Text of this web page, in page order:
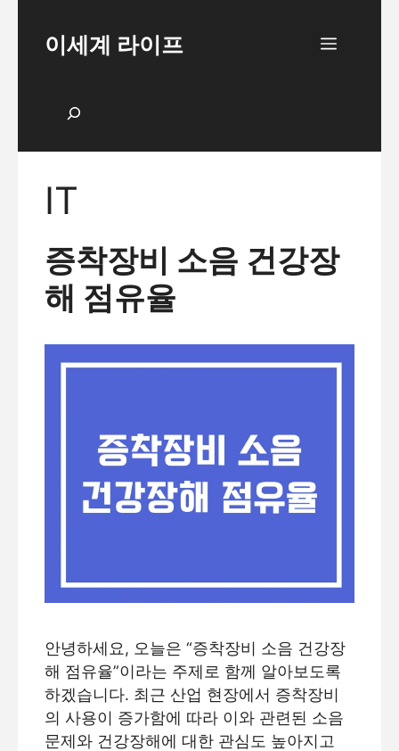
content이세계 라이프 Menu
IT
증착장비 소음 건강장
해 점유율
안녕하세요, 오늘은 “증착장비 소음 건강장
해 점유율”이라는 주제로 함께 알아보도록
하겠습니다. 최근 산업 현장에서 증착장비
의 사용이 증가함에 따라 이와 관련된 소음
문제와 건강장해에 대한 관심도 높아지고